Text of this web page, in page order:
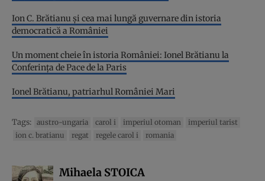
Ion C. Brătianu și cea mai lungă guvernare din istoria
democratică a României
Un moment cheie în istoria României: Ionel Brătianu la
Conferința de Pace de la Paris
Ionel Brătianu, patriarhul României Mari
Tags: austro-ungaria carol i imperiul otoman
imperiul tarist
ion c. bratianu
regat regele carol i romania
Mihaela STOICA